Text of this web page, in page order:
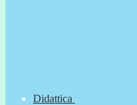
Didattica